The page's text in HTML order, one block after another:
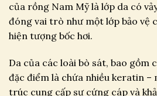
của rồng Nam Mỹ là lớp da có
đóng vai trò như một lớp bảo vệ
hiện tượng bốc hơi.
Da của các loài bò sát, bao gồm
đặc điểm là chứa nhiều keratin
trúc cung cấp sự cứng cáp và